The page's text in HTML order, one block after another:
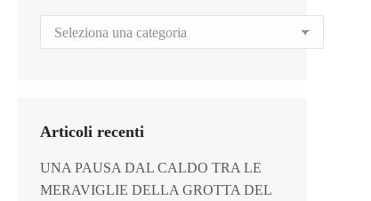
Archivio
del
Articoli recenti
UNA PAUSA DAL CALDO TRA LE
MERAVIGLIE DELLA GROTTA DEL